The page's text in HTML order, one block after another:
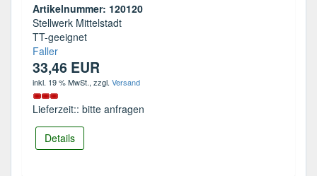
Artikelnummer: 120120
Stellwerk Mittelstadt
TT-geeignet
Faller
33,46 EUR
inkl. 19 % MwSt., zzgl. Versand
Lieferzeit:: bitte anfragen
Details